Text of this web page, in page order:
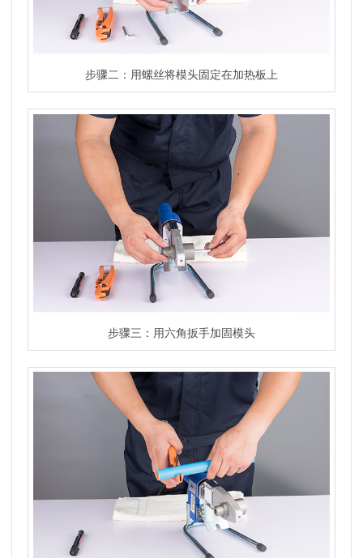
步骤二：用螺丝将模头固定在加热板上
步骤三：用六角扳手加固模头